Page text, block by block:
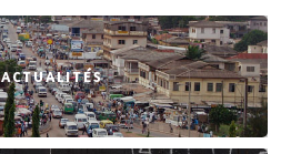
ACTUALITÉS